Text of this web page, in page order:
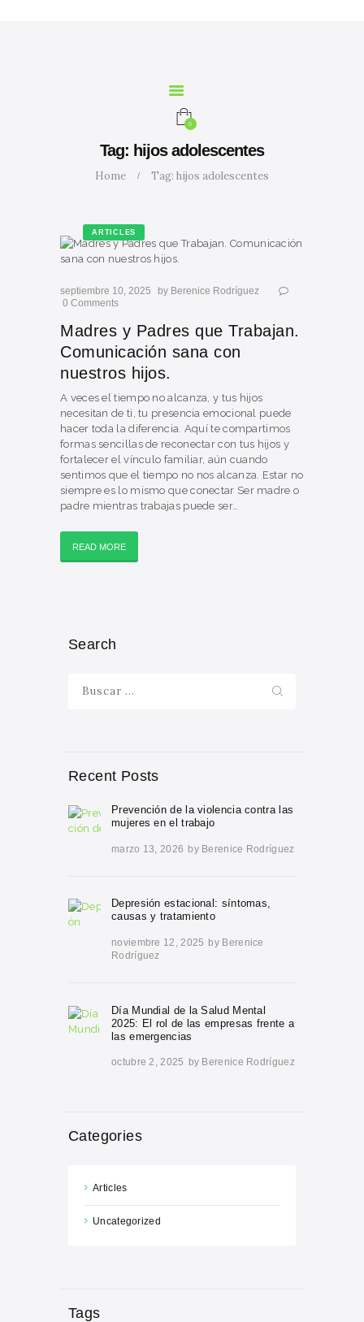
0
Tag: hijos adolescentes
Home Tag: hijos adolescentes
CALCULADORA
CONTACTO
BLOG
ARTICLES
septiembre 10, 2025 by Berenice Rodríguez
0 Comments
Madres y Padres que Trabajan.
Comunicación sana con
nuestros hijos.
A veces el tiempo no alcanza, y tus hijos
necesitan de ti, tu presencia emocional puede
hacer toda la diferencia. Aquí te compartimos
formas sencillas de reconectar con tus hijos y
fortalecer el vínculo familiar, aún cuando
sentimos que el tiempo no nos alcanza. Estar no
siempre es lo mismo que conectar Ser madre o
padre mientras trabajas puede ser…
READ MORE
Search
Recent Posts
Prevención de la violencia contra las
mujeres en el trabajo
marzo 13, 2026 by Berenice Rodríguez
Depresión estacional: síntomas,
causas y tratamiento
noviembre 12, 2025 by Berenice
Rodríguez
Día Mundial de la Salud Mental
2025: El rol de las empresas frente a
las emergencias
octubre 2, 2025 by Berenice Rodríguez
Categories
Articles
Uncategorized
Tags